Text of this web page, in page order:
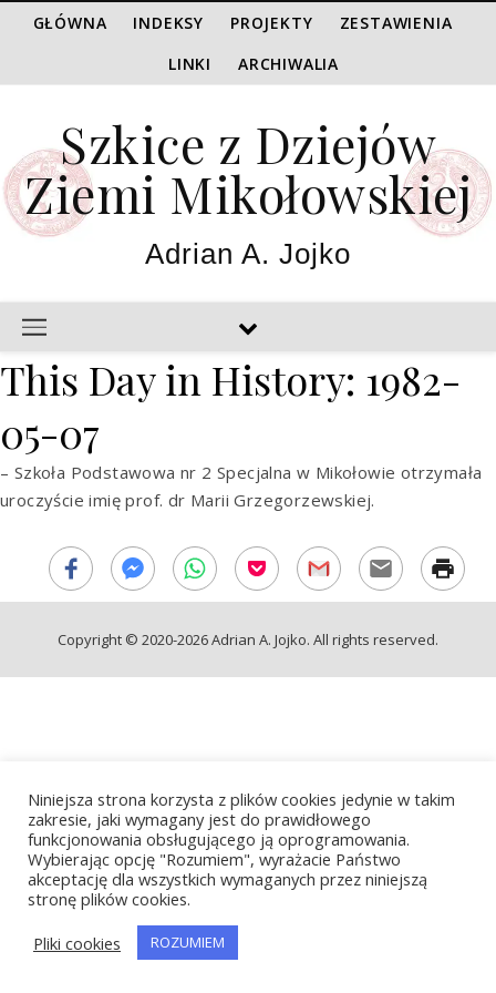
GŁÓWNA INDEKSY PROJEKTY
ZESTAWIENIA
LINKI
ARCHIWALIA
Szkice z Dziejów
Ziemi Mikołowskiej
Adrian A. Jojko
This Day in History: 1982-
05-07
– Szkoła Podstawowa nr 2 Specjalna w Mikołowie otrzymała
uroczyście imię prof. dr Marii Grzegorzewskiej.
Copyright © 2020-2026 Adrian A. Jojko. All rights reserved.
Niniejsza strona korzysta z plików cookies jedynie w takim
zakresie, jaki wymagany jest do prawidłowego
funkcjonowania obsługującego ją oprogramowania.
Wybierając opcję "Rozumiem", wyrażacie Państwo
akceptację dla wszystkich wymaganych przez niniejszą
stronę plików cookies.
Pliki cookies
ROZUMIEM